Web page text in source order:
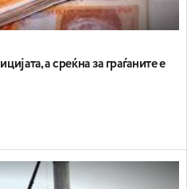
а среќна за граѓаните е